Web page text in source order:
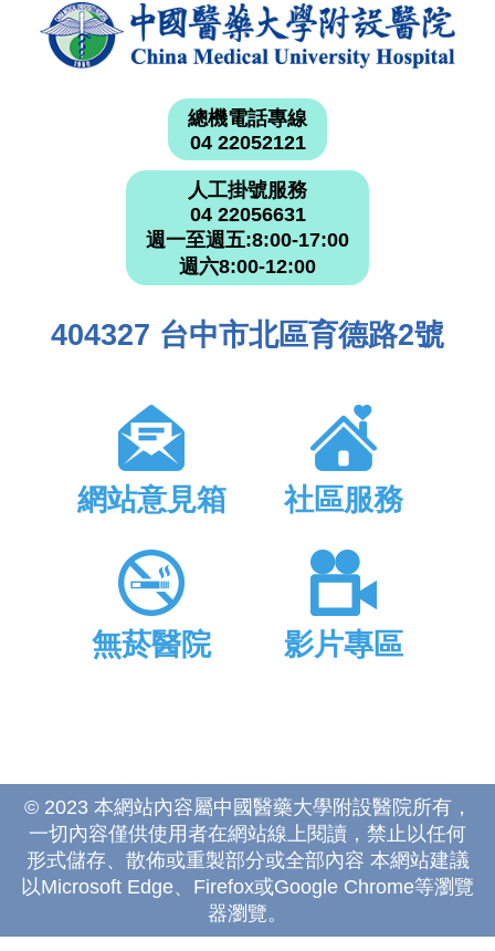
總機電話專線
04 22052121
人工掛號服務
04 22056631
週一至週五:8:00-17:00
週六8:00-12:00
404327 台中市北區育德路2號
網站意見箱 社區服務
無菸醫院 影片專區
© 2023 本網站內容屬中國醫藥大學附設醫院所有，
一切內容僅供使用者在網站線上閱讀，禁止以任何
形式儲存、散佈或重製部分或全部內容 本網站建議
以Microsoft Edge、Firefox或Google Chrome等瀏覽
器瀏覽。